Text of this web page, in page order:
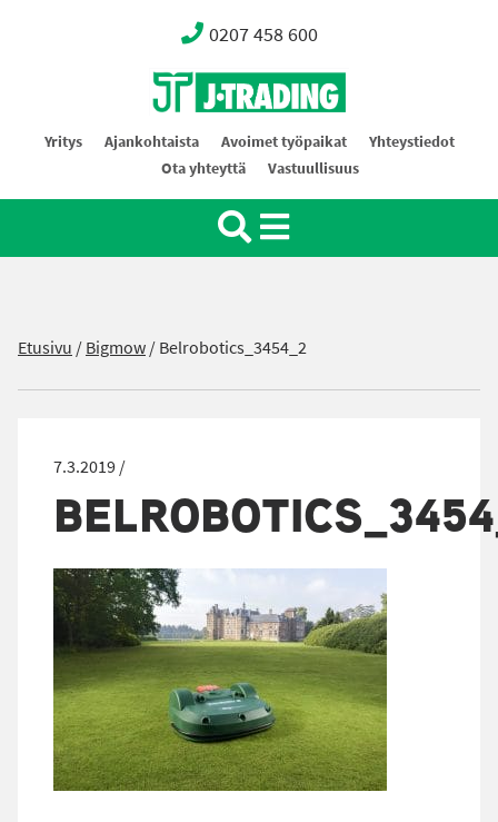
0207 458 600
Oy J-Trading Ab
Yritys Ajankohtaista Avoimet työpaikat
Yhteystiedot
Ota yhteyttä
Vastuullisuus
Etusivu /Bigmow/Belrobotics_3454_2
7.3.2019 /